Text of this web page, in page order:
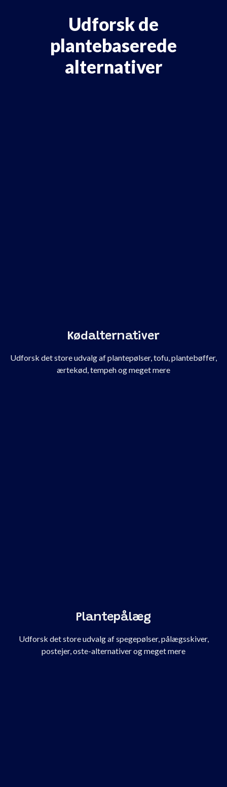
Udforsk de
plantebaserede
alternativer
Kødalternativer
Udforsk det store udvalg af plantepølser, tofu, plantebøffer,
ærtekød, tempeh og meget mere
Plantepålæg
Udforsk det store udvalg af spegepølser, pålægsskiver,
postejer, oste-alternativer og meget mere